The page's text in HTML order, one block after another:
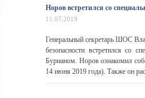
Норов встретился со
11.07.2019
Генеральный секретарь ШОС
безопасности встретился со
Бурианом. Норов ознакомил
14 июня 2019 года). Также он